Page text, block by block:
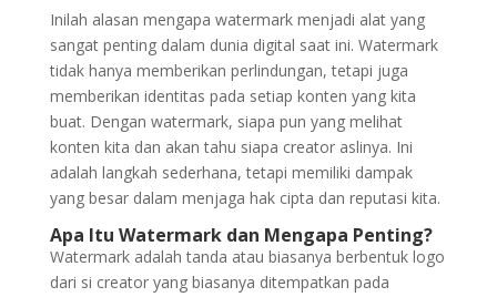
Inilah alasan mengapa watermark menjadi alat yang
sangat penting dalam dunia digital saat ini. Watermark
tidak hanya memberikan perlindungan, tetapi juga
memberikan identitas pada setiap konten yang kita
buat. Dengan watermark, siapa pun yang melihat
konten kita dan akan tahu siapa creator aslinya. Ini
adalah langkah sederhana, tetapi memiliki dampak
yang besar dalam menjaga hak cipta dan reputasi kita.
Apa Itu Watermark dan Mengapa Penting?
Watermark adalah tanda atau biasanya berbentuk logo
dari si creator yang biasanya ditempatkan pada